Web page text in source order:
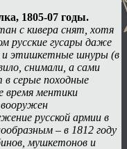
1805-07 годы.
с кивера снят, хотя
русские гусары даже
и этишкетные шнуры (в
снимали, а сами
в серые походные
время ментики
вооружен
русской армии в
– в 1812 году
мушкетонов и